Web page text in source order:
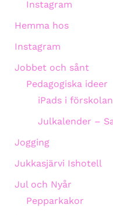
Instagram
Hemma hos
Instagram
Jobbet och sånt
Pedagogiska ideer
iPads i förskolan
Julkalender –
Jogging
Jukkasjärvi Ishotell
Jul och Nyår
Pepparkakor